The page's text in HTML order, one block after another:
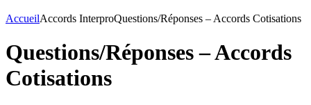
AccueilAccords InterproQuestions/Réponses – Accords Cotisations
Questions/Réponses – Accords
Cotisations